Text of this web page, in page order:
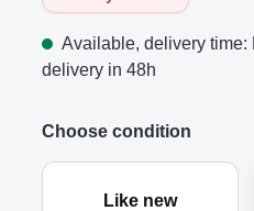
Available, delivery time:
delivery in 48h
Choose condition
Like new